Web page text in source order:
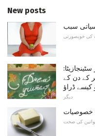
New posts
سبب
کی خوبصورتی
کے دن کے
کیسے ڈراؤ
دیگر
خصوصیات
کی صحت